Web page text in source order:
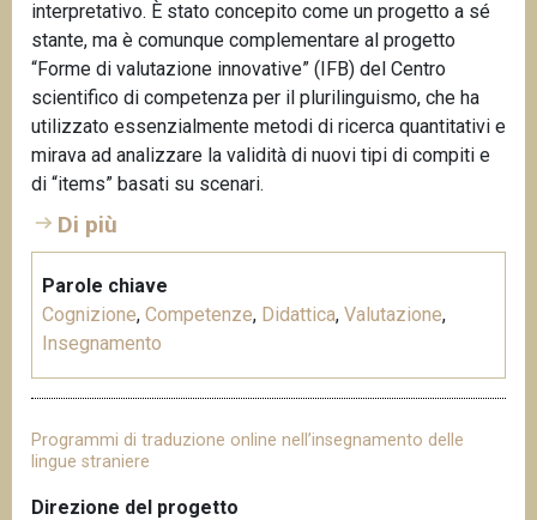
interpretativo. È stato concepito come un progetto a sé
stante, ma è comunque complementare al progetto
“Forme di valutazione innovative” (IFB) del Centro
scientifico di competenza per il plurilinguismo, che ha
utilizzato essenzialmente metodi di ricerca quantitativi e
mirava ad analizzare la validità di nuovi tipi di compiti e
di “items” basati su scenari.
Di più
Parole chiave
Cognizione, Competenze, Didattica, Valutazione,
Insegnamento
Programmi di traduzione online nell’insegnamento delle
lingue straniere
Direzione del progetto